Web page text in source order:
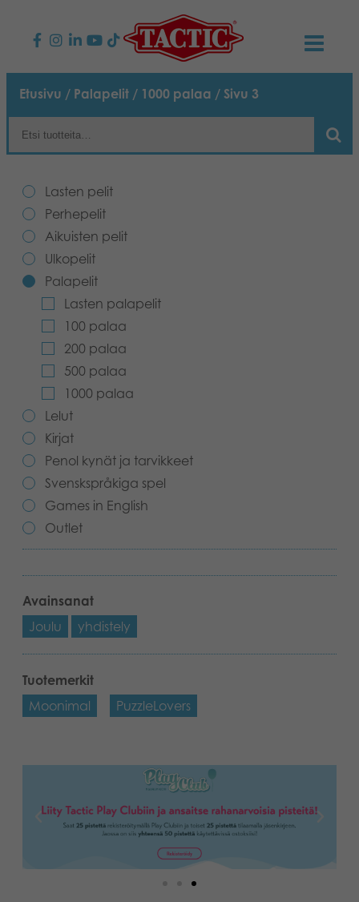
KAUPPA
Lasten pelit
Aikuisten pelit
Ulkopelit
Palapelit
Lelut
Kirjat
Arkistoidut tuotteet
Promotuotteet
Sovellukset
AJANKOHTAISTA
Tapa toimia
Vastuullisuus
Tarina
YHTEYSTIEDOT
Ota yhteyttä
Reklamaatiot
Sivustot
Medialle
PLAY CLUB
OSTOSKORI
OMA TILI
Etusivu / Palapelit / 1000 palaa / Sivu 3
Lasten pelit
Perhepelit
Aikuisten pelit
Ulkopelit
Palapelit
Lasten palapelit
100 palaa
200 palaa
500 palaa
1000 palaa
Lelut
Kirjat
Penol kynät ja tarvikkeet
Svenskspråkiga spel
Games in English
Outlet
Avainsanat
Joulu
yhdistely
Tuotemerkit
Moonimal
PuzzleLovers